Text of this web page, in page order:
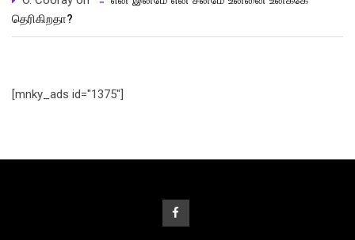
தெரிகிறதா?
[mnky_ads id="1375"]